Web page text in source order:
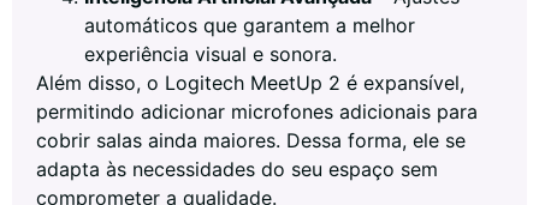
automáticos que garantem a melhor
experiência visual e sonora.
Além disso, o Logitech MeetUp 2 é expansível,
permitindo adicionar microfones adicionais para
cobrir salas ainda maiores. Dessa forma, ele se
adapta às necessidades do seu espaço sem
comprometer a qualidade.